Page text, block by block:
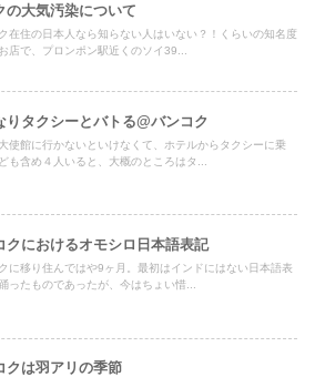
の大気汚染について
在住の日本人なら知らない人はいない？！くらいの知名度
店で、プロンポン駅近くのソイ39...
りタクシーとバトる@バンコク
使館に行かないといけなくて、ホテルからタクシーに乗
も含め４人いると、大概のところはタ...
クにおけるオモシロ日本語表記
に移り住んではや9ヶ月。最初はインドにはない日本語表
ったものであったが、今はちょい惜...
クは羽アリの季節